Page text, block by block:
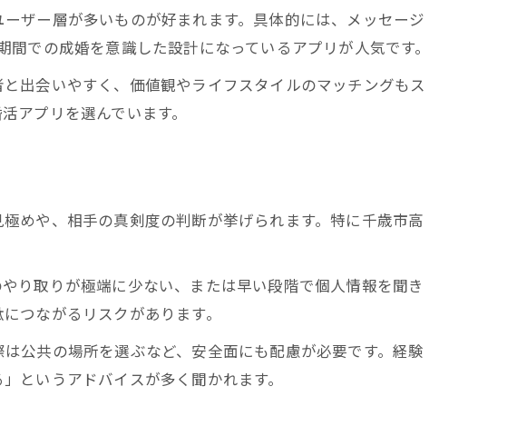
ザー層が多いものが好まれます。具体的には、メッセージ
での成婚を意識した設計になっているアプリが人気です。
出会いやすく、価値観やライフスタイルのマッチングもス
アプリを選んでいます。
めや、相手の真剣度の判断が挙げられます。特に千歳市高
り取りが極端に少ない、または早い段階で個人情報を聞き
つながるリスクがあります。
公共の場所を選ぶなど、安全面にも配慮が必要です。経験
というアドバイスが多く聞かれます。